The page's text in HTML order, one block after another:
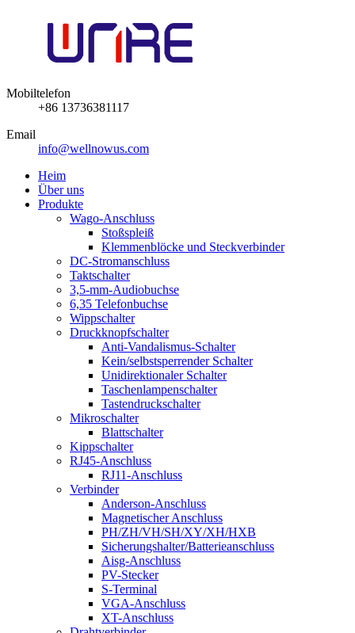
Mobiltelefon
+86 13736381117
Email
info@wellnowus.com
Heim
Über uns
Produkte
Wago-Anschluss
Stoßspleiß
Klemmenblöcke und Steckverbinder
DC-Stromanschluss
Taktschalter
3,5-mm-Audiobuchse
6,35 Telefonbuchse
Wippschalter
Druckknopfschalter
Anti-Vandalismus-Schalter
Kein/selbstsperrender Schalter
Unidirektionaler Schalter
Taschenlampenschalter
Tastendruckschalter
Mikroschalter
Blattschalter
Kippschalter
RJ45-Anschluss
RJ11-Anschluss
Verbinder
Anderson-Anschluss
Magnetischer Anschluss
PH/ZH/VH/SH/XY/XH/HXB
Sicherungshalter/Batterieanschluss
Aisg-Anschluss
PV-Stecker
S-Terminal
VGA-Anschluss
XT-Anschluss